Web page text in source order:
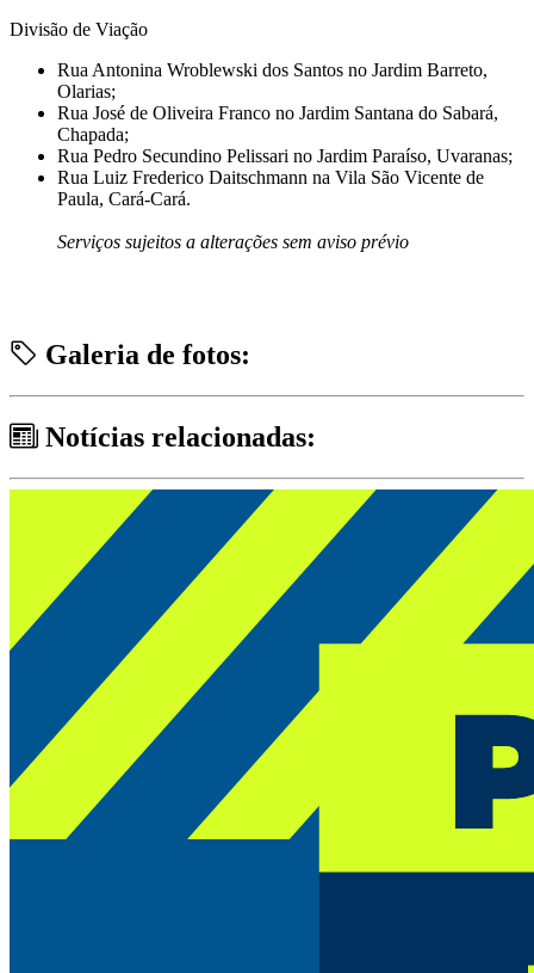
Divisão de Viação
Rua Antonina Wroblewski dos Santos no Jardim Barreto,
Olarias;
Rua José de Oliveira Franco no Jardim Santana do Sabará,
Chapada;
Rua Pedro Secundino Pelissari no Jardim Paraíso, Uvaranas;
Rua Luiz Frederico Daitschmann na Vila São Vicente de
Paula, Cará-Cará.
Serviços sujeitos a alterações sem aviso prévio
Galeria de fotos:
Notícias relacionadas: